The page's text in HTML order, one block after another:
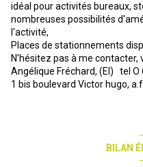
idéal pour activités bureaux,
nombreuses possibilités
l'activité,
Places de stationnements
N’hésitez pas à me
Angélique Fréchard, (EI) tel O
1 bis boulevard Victor hugo,
BILAN